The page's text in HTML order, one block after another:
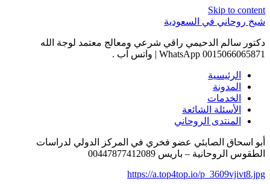
Skip to content
شيخ روحاني في السعودية
دكتور سالم الدحيمي راقي شرعي ومعالج معتمد لوجة الله
0015066065871 WhatsApp | واتس آب .
الرئيسية
المدونة
الخدمات
الأسئلة الشائعة
المنتدى الروحاني
أبو اسحاق الصابئي عضو فخري في المركز الدولي لدراسات
الطقوس الروحانية – باريس 00447877412089
https://a.top4top.io/p_3609vjivt8.jpg